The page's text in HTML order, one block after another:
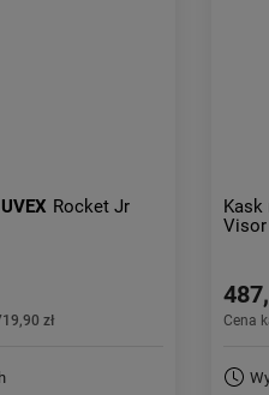
UVEX Rocket Jr
zł
Kask
Visor
Cena